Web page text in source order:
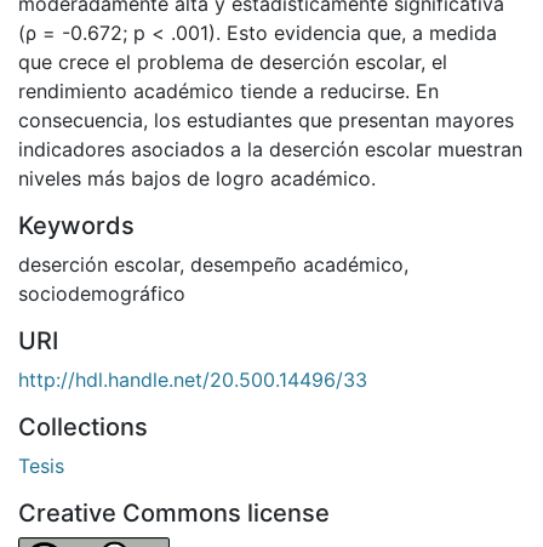
(ρ = -0.672; p < .001). Esto evidencia que, a medida
que crece el problema de deserción escolar, el
rendimiento académico tiende a reducirse. En
consecuencia, los estudiantes que presentan mayores
indicadores asociados a la deserción escolar muestran
niveles más bajos de logro académico.
Keywords
deserción escolar, desempeño académico,
sociodemográfico
URI
http://hdl.handle.net/20.500.14496/33
Collections
Tesis
Creative Commons license